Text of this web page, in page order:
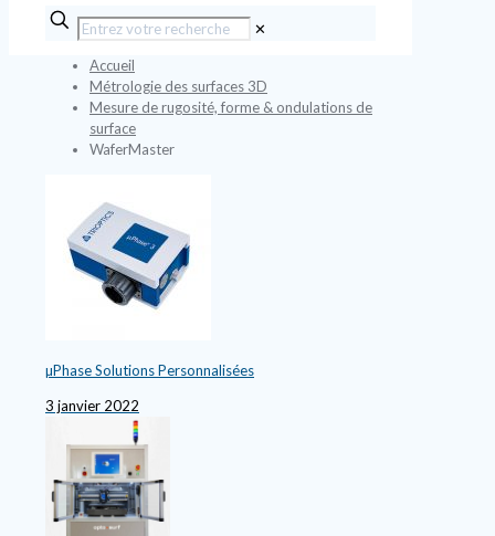
✕
Accueil
Métrologie des surfaces 3D
Mesure de rugosité, forme & ondulations de
surface
WaferMaster
µPhase Solutions Personnalisées
3 janvier 2022